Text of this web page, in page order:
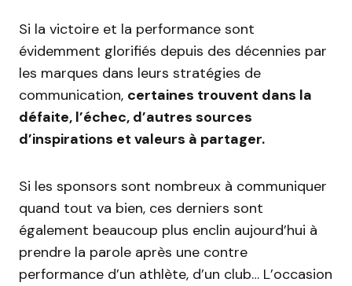
Si la victoire et la performance sont
évidemment glorifiés depuis des décennies par
les marques dans leurs stratégies de
communication, certaines trouvent dans la
défaite, l’échec, d’autres sources
d’inspirations et valeurs à partager.
Si les sponsors sont nombreux à communiquer
quand tout va bien, ces derniers sont
également beaucoup plus enclin aujourd’hui à
prendre la parole après une contre
performance d’un athlète, d’un club… L’occasion